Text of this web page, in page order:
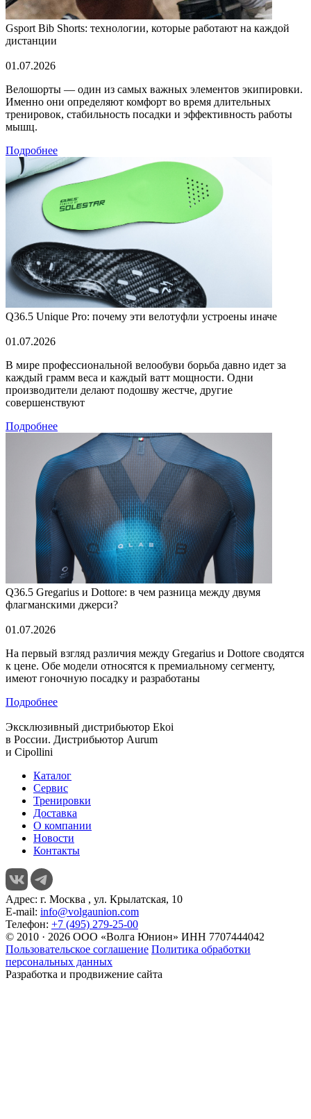
Gsport Bib Shorts: технологии, которые работают на каждой
дистанции
01.07.2026
Велошорты — один из самых важных элементов экипировки.
Именно они определяют комфорт во время длительных
тренировок, стабильность посадки и эффективность работы
мышц.
Подробнее
Q36.5 Unique Pro: почему эти велотуфли устроены иначе
01.07.2026
В мире профессиональной велообуви борьба давно идет за
каждый грамм веса и каждый ватт мощности. Одни
производители делают подошву жестче, другие
совершенствуют
Подробнее
Q36.5 Gregarius и Dottore: в чем разница между двумя
флагманскими джерси?
01.07.2026
На первый взгляд различия между Gregarius и Dottore сводятся
к цене. Обе модели относятся к премиальному сегменту,
имеют гоночную посадку и разработаны
Подробнее
Эксклюзивный дистрибьютор Ekoi
в России. Дистрибьютор Aurum
и Cipollini
Каталог
Сервис
Тренировки
Доставка
О компании
Новости
Контакты
Адрес: г. Москва , ул. Крылатская, 10
E-mail: info@volgaunion.com
Телефон: +7 (495) 279-25-00
© 2010 · 2026 ООО «Волга Юнион» ИНН 7707444042
Пользовательское соглашение Политика обработки
персональных данных
Разработка и продвижение сайта